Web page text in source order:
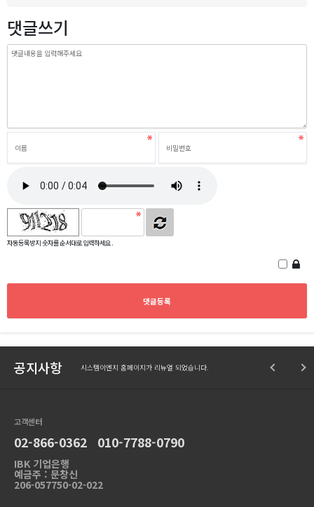
댓글쓰기
자동등록방지 숫자를 순서대로 입력하세요.
공지사항 시스템이엔지 홈페이지가 리뉴얼 되었습니다.
고객센터
02-866-0362 010-7788-0790
IBK 기업은행
예금주 : 문창신
206-057750-02-022